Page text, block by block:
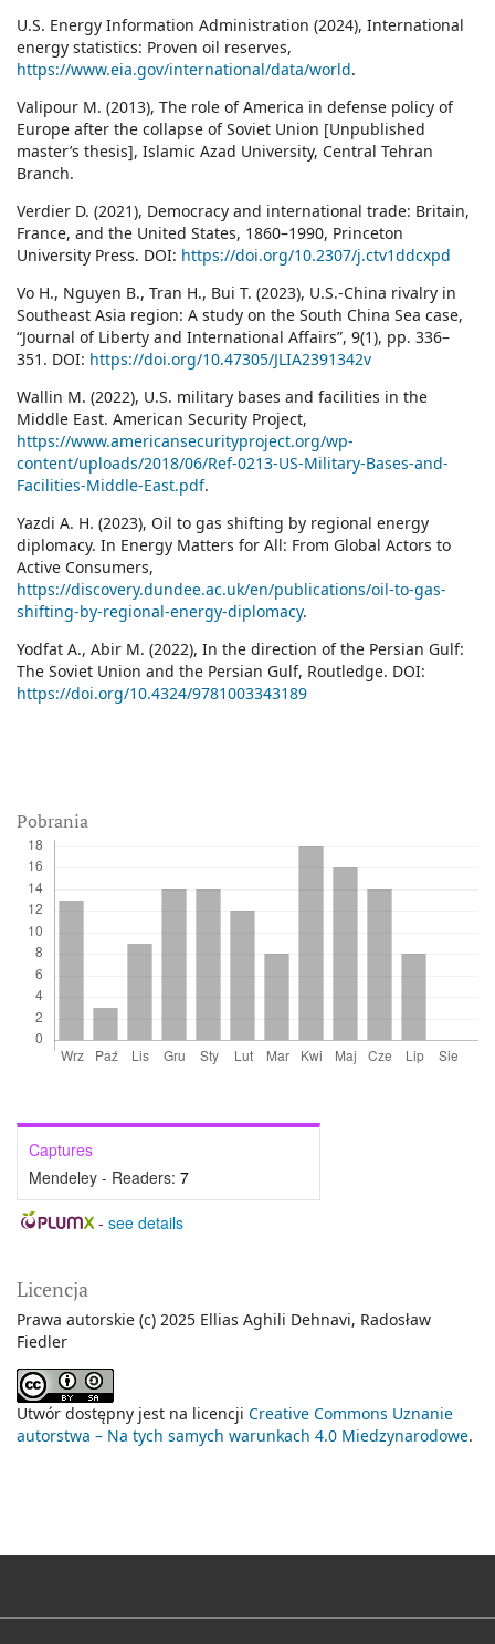
Pobrania
Captures
Mendeley - Readers: 7
- see details
U.S. Energy Information Administration (2024), International
energy statistics: Proven oil reserves,
https://www.eia.gov/international/data/world.
Valipour M. (2013), The role of America in defense policy of
Europe after the collapse of Soviet Union [Unpublished
master’s thesis], Islamic Azad University, Central Tehran
Branch.
Verdier D. (2021), Democracy and international trade: Britain,
France, and the United States, 1860–1990, Princeton
University Press. DOI: https://doi.org/10.2307/j.ctv1ddcxpd
Vo H., Nguyen B., Tran H., Bui T. (2023), U.S.-China rivalry in
Southeast Asia region: A study on the South China Sea case,
“Journal of Liberty and International Affairs”, 9(1), pp. 336–
351. DOI: https://doi.org/10.47305/JLIA2391342v
Wallin M. (2022), U.S. military bases and facilities in the
Middle East. American Security Project,
https://www.americansecurityproject.org/wp-
content/uploads/2018/06/Ref-0213-US-Military-Bases-and-
Facilities-Middle-East.pdf.
Yazdi A. H. (2023), Oil to gas shifting by regional energy
diplomacy. In Energy Matters for All: From Global Actors to
Active Consumers,
https://discovery.dundee.ac.uk/en/publications/oil-to-gas-
shifting-by-regional-energy-diplomacy.
Yodfat A., Abir M. (2022), In the direction of the Persian Gulf:
The Soviet Union and the Persian Gulf, Routledge. DOI:
https://doi.org/10.4324/9781003343189
Licencja
Prawa autorskie (c) 2025 Ellias Aghili Dehnavi, Radosław
Fiedler
Utwór dostępny jest na licencji Creative Commons Uznanie
autorstwa – Na tych samych warunkach 4.0 Miedzynarodowe.